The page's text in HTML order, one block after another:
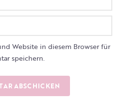
Website in diesem Browser für
speichern.